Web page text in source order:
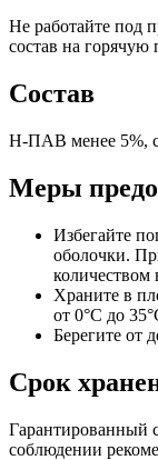
Не работайте под
состав на горячую
Состав
Н-ПАВ менее 5%,
Меры
Избегайте
оболочки.
количеством
Храните в
от 0°C до
Берегите от
Срок
Гарантированный
соблюдении